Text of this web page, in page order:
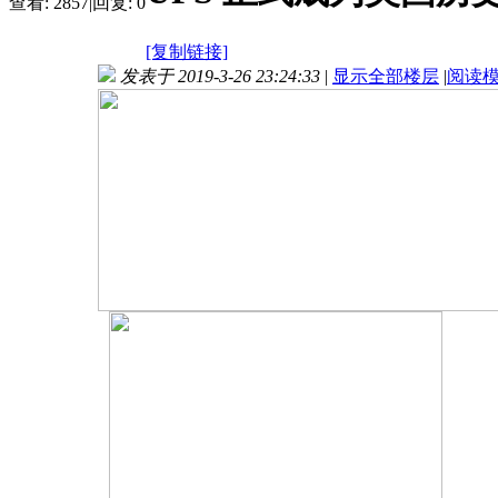
[复制链接]
发表于 2019-3-26 23:24:33 | 显示全部楼层 |阅读